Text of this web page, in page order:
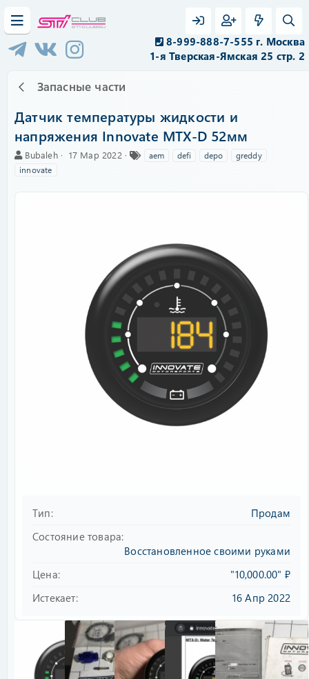
8-999-888-7-555 г. Москва
1-я Тверская-Ямская 25 стр. 2
Запасные части
Датчик температуры жидкости и
напряжения Innovate MTX-D 52мм
А
в
Bubaleh
C
17 Мар 2022 aem defi depo
greddy
innovate
Тип
Продам
Состояние товара
Восстановленное своими руками
Цена
"10,000.00" ₽
Истекает
16 Апр 2022